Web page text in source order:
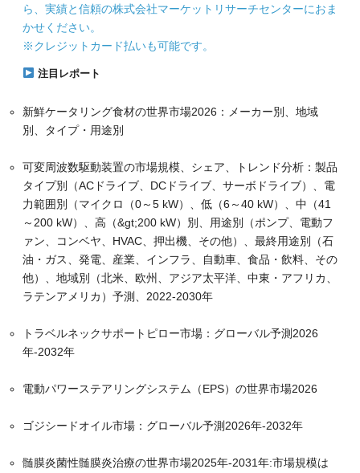
ら、実績と信頼の株式会社マーケットリサーチセンターにおま
かせください。
※クレジットカード払いも可能です。
注目レポート
新鮮ケータリング食材の世界市場2026：メーカー別、地域
別、タイプ・用途別
可変周波数駆動装置の市場規模、シェア、トレンド分析：製品
タイプ別（ACドライブ、DCドライブ、サーボドライブ）、電
力範囲別（マイクロ（0～5 kW）、低（6～40 kW）、中（41
～200 kW）、高（&gt;200 kW）別、用途別（ポンプ、電動フ
ァン、コンベヤ、HVAC、押出機、その他）、最終用途別（石
油・ガス、発電、産業、インフラ、自動車、食品・飲料、その
他）、地域別（北米、欧州、アジア太平洋、中東・アフリカ、
ラテンアメリカ）予測、2022-2030年
トラベルネックサポートピロー市場：グローバル予測2026
年-2032年
電動パワーステアリングシステム（EPS）の世界市場2026
ゴジシードオイル市場：グローバル予測2026年-2032年
髄膜炎菌性髄膜炎治療の世界市場2025年-2031年:市場規模は